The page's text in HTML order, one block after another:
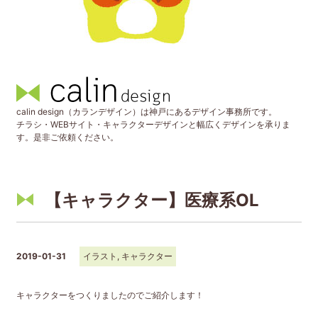
calin design（カランデザイン）は神戸にあるデザイン事務所です。
チラシ・WEBサイト・キャラクターデザインと幅広くデザインを承りま
す。是非ご依頼ください。
【キャラクター】医療系OL
2019-01-31 イラスト , キャラクター
キャラクターをつくりましたのでご紹介します！